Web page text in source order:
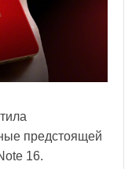
предстоящей
16.